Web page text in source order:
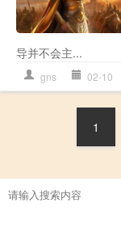
导并不会主...
gns 02-10
1